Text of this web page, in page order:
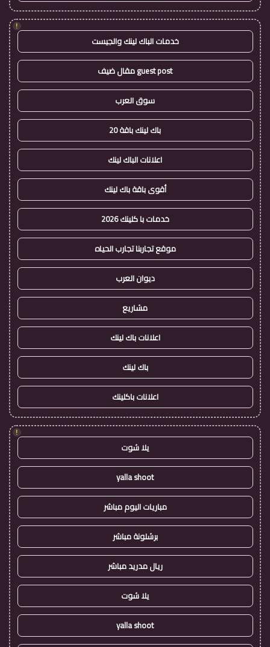
!
خدمات الباك لينك والجيست
guest post مقال ضيف
سوق العرب
باك لينك باقة 20
اعلانات الباك لينك
أقوى باقة باك لينك
خدمات با كلينك 2026
موقع تجاربنا تجارب الحياه
ديوان العرب
مشاريع
اعلانات باك لينك
باك لينك
اعلانات باكلينك
!
يلا شوت
yalla shoot
مباريات اليوم مباشر
برشلونة مباشر
ريال مدريد مباشر
يلا شوت
yalla shoot